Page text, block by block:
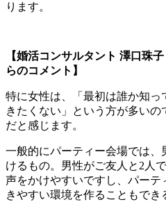
ります。
【婚活コンサルタント 澤口珠
らのコメント】
特に女性は、「最初は誰か知
きたくない」という方が多い
だと感じます。
一般的にパーティー会場では
けるもの。男性がご友人と2人
声をかけやすいですし、パーテ
きやすい環境を作ることもでき